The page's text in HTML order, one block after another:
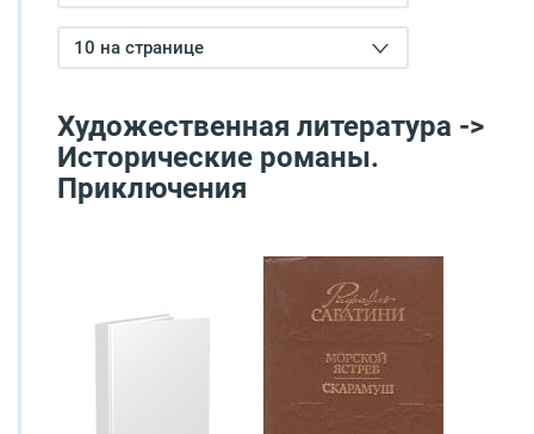
10 на странице
Художественная литература ->
Исторические романы.
Приключения